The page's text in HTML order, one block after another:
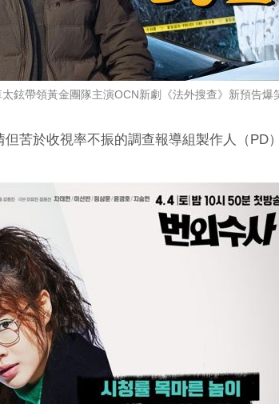
鉉帶領黃金團隊主演OCN新劇《法外搜查》新預告爆
苦於收視率不振的調查報導組製作人（PD